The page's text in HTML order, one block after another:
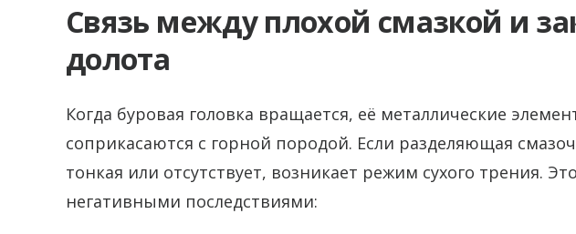
Связь между плохой смазкой и
долота
Когда буровая головка вращается, её металлические
соприкасаются с горной породой. Если разделяющая
тонкая или отсутствует, возникает режим сухого трения.
негативными последствиями: